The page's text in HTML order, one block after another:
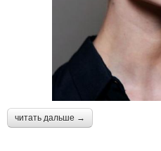
читать дальше →